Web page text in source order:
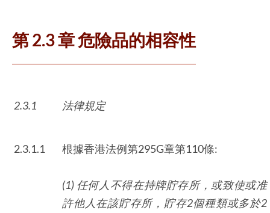
第 2.3 章 危險品的相容性
2.3.1 法律規定
2.3.1.1 根據香港法例第295G章第110條:
(1) 任何人不得在持牌貯存所，或致使或准
許他人在該貯存所，貯存2個種類或多於2